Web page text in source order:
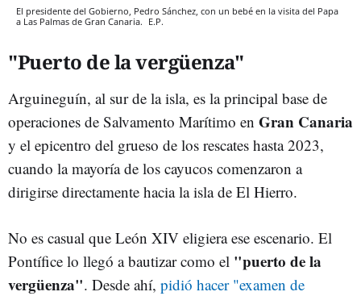
El presidente del Gobierno, Pedro Sánchez, con un bebé en la visita del Papa
a Las Palmas de Gran Canaria. E.P.
"Puerto de la vergüenza"
Arguineguín, al sur de la isla, es la principal base de
operaciones de Salvamento Marítimo en Gran Canaria
y el epicentro del grueso de los rescates hasta 2023,
cuando la mayoría de los cayucos comenzaron a
dirigirse directamente hacia la isla de El Hierro.
No es casual que León XIV eligiera ese escenario. El
Pontífice lo llegó a bautizar como el "puerto de la
vergüenza". Desde ahí, pidió hacer "examen de